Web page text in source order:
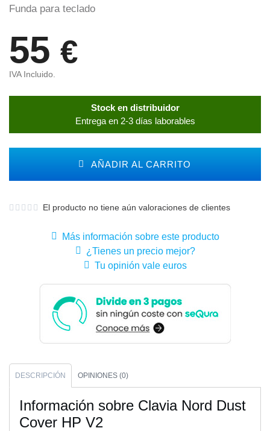
Funda para teclado
55 €
IVA Incluido.
Stock en distribuidor
Entrega en 2-3 días laborables
AÑADIR AL CARRITO
El producto no tiene aún valoraciones de clientes
Más información sobre este producto
¿Tienes un precio mejor?
Tu opinión vale euros
DESCRIPCIÓN OPINIONES (0)
Información sobre Clavia Nord Dust
Cover HP V2